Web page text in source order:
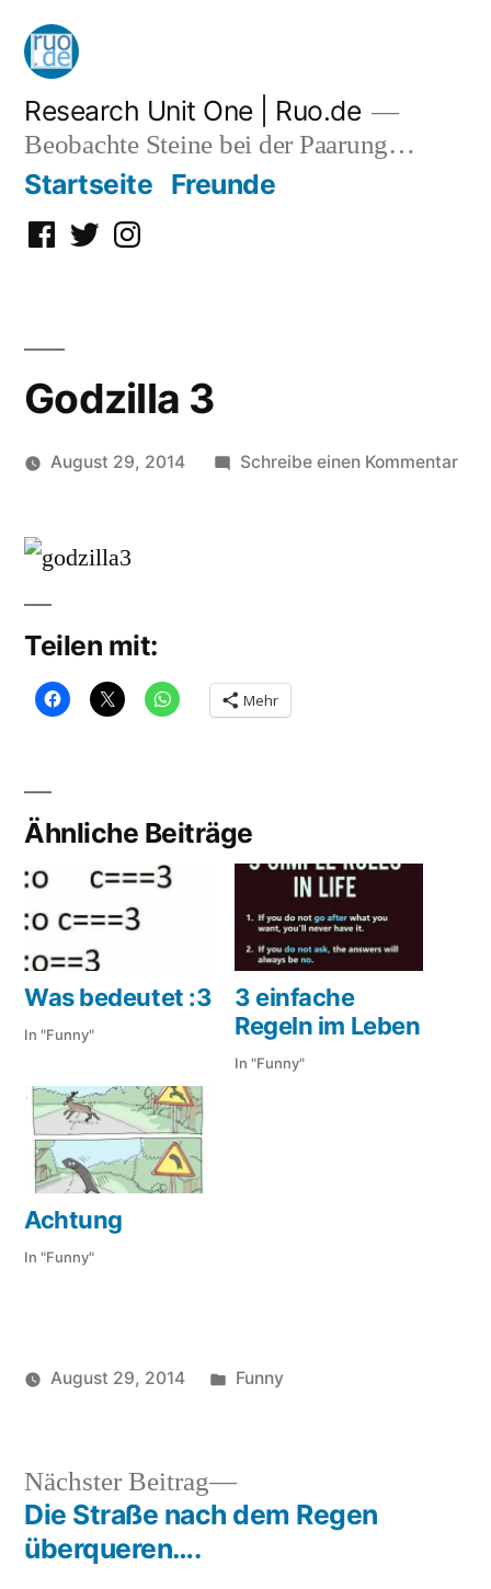
Zum
Inhalt
springen
Research Unit One | Ruo.de
Beobachte Steine bei der Paarung…
Startseite Freunde
Facebook
TwitterInstagram
Godzilla 3
August 29, 2014 Schreibe einen Kommentarzu
Teilen mit:
Mehr
Ähnliche Beiträge
Was bedeutet :3
In "Funny"
3 einfache
Regeln im Leben
In "Funny"
Achtung
In "Funny"
August 29, 2014
Veröffentlicht
Funny
Beitragsnavigation
Nächster Beitrag
Nächster
Beitrag:
Die Straße nach dem Regen
überqueren….